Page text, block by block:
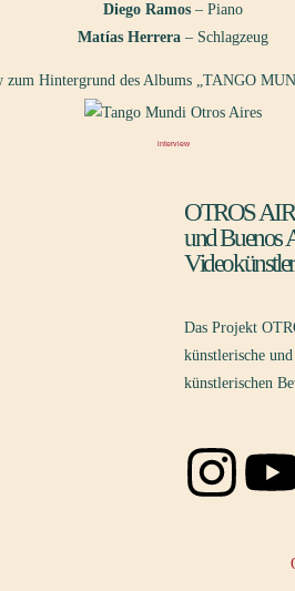
Diego Ramos – Piano
Matías Herrera – Schlagzeug
zum Hintergrund des Albums „TANGO
interview
OTROS
und Buenos
Das Projekt
künstlerische
künstlerischen